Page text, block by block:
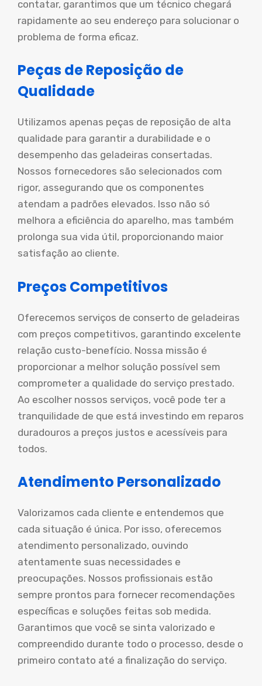
contatar, garantimos que um técnico chegará
rapidamente ao seu endereço para solucionar o
problema de forma eficaz.
Peças de Reposição de
Qualidade
Utilizamos apenas peças de reposição de alta
qualidade para garantir a durabilidade e o
desempenho das geladeiras consertadas.
Nossos fornecedores são selecionados com
rigor, assegurando que os componentes
atendam a padrões elevados. Isso não só
melhora a eficiência do aparelho, mas também
prolonga sua vida útil, proporcionando maior
satisfação ao cliente.
Preços Competitivos
Oferecemos serviços de conserto de geladeiras
com preços competitivos, garantindo excelente
relação custo-benefício. Nossa missão é
proporcionar a melhor solução possível sem
comprometer a qualidade do serviço prestado.
Ao escolher nossos serviços, você pode ter a
tranquilidade de que está investindo em reparos
duradouros a preços justos e acessíveis para
todos.
Atendimento Personalizado
Valorizamos cada cliente e entendemos que
cada situação é única. Por isso, oferecemos
atendimento personalizado, ouvindo
atentamente suas necessidades e
preocupações. Nossos profissionais estão
sempre prontos para fornecer recomendações
específicas e soluções feitas sob medida.
Garantimos que você se sinta valorizado e
compreendido durante todo o processo, desde o
primeiro contato até a finalização do serviço.